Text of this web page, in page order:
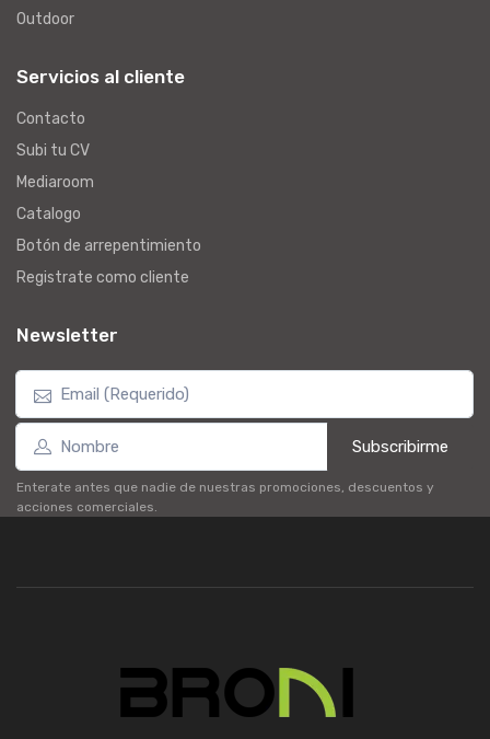
Outdoor
Servicios al cliente
Contacto
Subi tu CV
Mediaroom
Catalogo
Botón de arrepentimiento
Registrate como cliente
Newsletter
Subscribirme
Enterate antes que nadie de nuestras promociones, descuentos y
acciones comerciales.